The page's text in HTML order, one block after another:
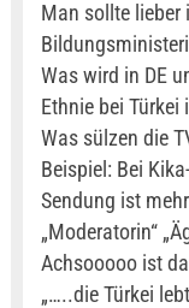
Man sollte lieber
Was wird in DE
Ethnie bei Türkei
Was sülzen die
Beispiel: Bei
Sendung ist
„Moderatorin“
Achsooooo ist
„…..die Türkei